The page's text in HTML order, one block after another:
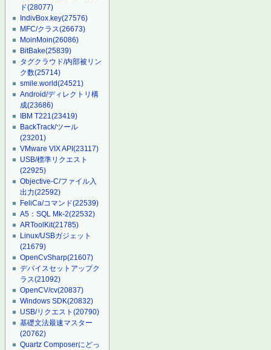
ド(28077)
IndivBox.key(27576)
MFC/クラス(26673)
MoinMoin(26086)
BitBake(25839)
タグクラウド/内部被リン
ク数(25714)
smile.world(24521)
Android/ディレクトリ構
成(23686)
IBM T221(23419)
BackTrack/ツール
(23201)
VMware VIX API(23117)
USB/標準リクエスト
(22925)
Objective-C/ファイル入
出力(22592)
FeliCa/コマンド(22539)
A5：SQL Mk-2(22532)
ARToolKit(21785)
Linux/USBガジェット
(21679)
OpenCvSharp(21607)
デバイスセットアップク
ラス(21092)
OpenCV/cv(20837)
Windows SDK(20832)
USB/リクエスト(20790)
基礎文法最速マスター
(20762)
Quartz Composerにどっ